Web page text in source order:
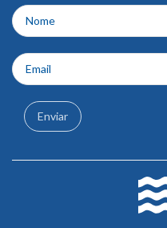
rodapé
Enviar